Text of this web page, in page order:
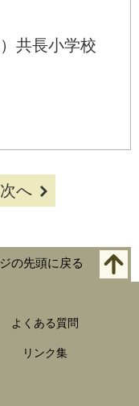
共長小学校
次へ
の先頭に戻る
よくある質問
リンク集